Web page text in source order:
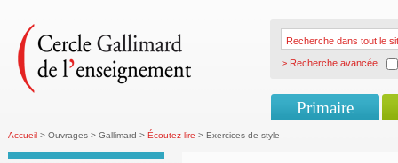
> Recherche avancée
Primaire
Accueil > Ouvrages > Gallimard > Écoutez lire > Exercices de style